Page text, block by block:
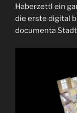
Haberzettl ein
die erste digital
documenta